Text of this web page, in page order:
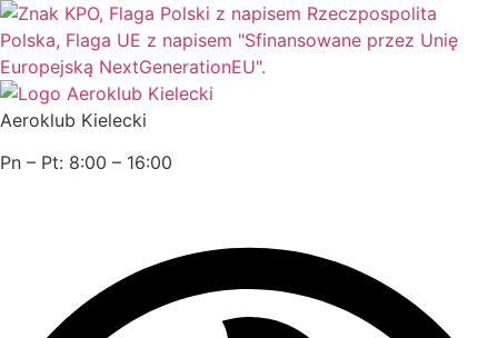
Przejdź
do
treści
Aeroklub Kielecki
Pn – Pt: 8:00 – 16:00